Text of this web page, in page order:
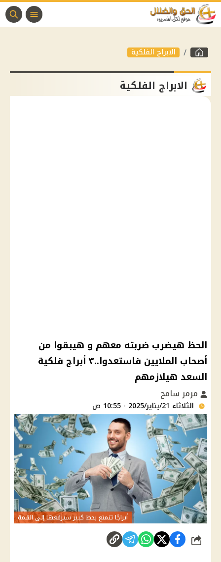
الابراج الفلكية
الابراج الفلكية
الحظ هيضرب ضربته معهم و هيبقوا من
أصحاب الملايين فاستعدوا..٣ أبراج فلكية
السعد هيلازمهم
مرمر سامح
الثلاثاء 21/يناير/2025 - 10:55 ص
أبراجًا تتمتع بحظ كبير سيرفعها إلى القمة
شارك